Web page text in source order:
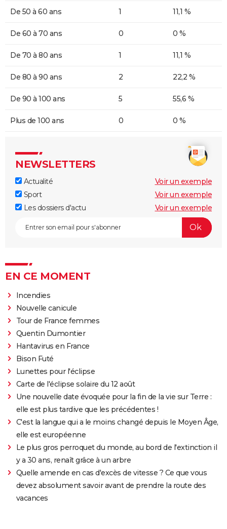
De 50 à 60 ans 1 11,1 %
De 60 à 70 ans 0 0 %
De 70 à 80 ans 1 11,1 %
De 80 à 90 ans 2 22,2 %
De 90 à 100 ans 5 55,6 %
Plus de 100 ans 0 0 %
NEWSLETTERS
Actualité
Voir un exemple
Sport
Voir un exemple
Les dossiers d'actu
Voir un exemple
EN CE MOMENT
Incendies
Nouvelle canicule
Tour de France femmes
Quentin Dumontier
Hantavirus en France
Bison Futé
Lunettes pour l'éclipse
Carte de l'éclipse solaire du 12 août
Une nouvelle date évoquée pour la fin de la vie sur Terre :
elle est plus tardive que les précédentes !
C'est la langue qui a le moins changé depuis le Moyen Âge,
elle est européenne
Le plus gros perroquet du monde, au bord de l'extinction il
y a 30 ans, renaît grâce à un arbre
Quelle amende en cas d'excès de vitesse ? Ce que vous
devez absolument savoir avant de prendre la route des
vacances